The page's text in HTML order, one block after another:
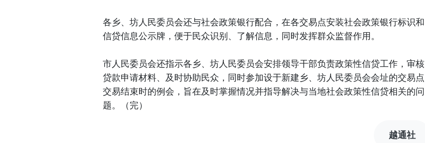
各乡、坊人民委员会还与社会政策银行配合，在各交易点安装社会政策银行标识和
信贷信息公示牌，便于民众识别、了解信息，同时发挥群众监督作用。
市人民委员会还指示各乡、坊人民委员会安排领导干部负责政策性信贷工作，审核
贷款申请材料、及时协助民众，同时参加设于新建乡、坊人民委员会会址的交易点
交易结束时的例会，旨在及时掌握情况并指导解决与当地社会政策性信贷相关的问
题。（完）
越通社